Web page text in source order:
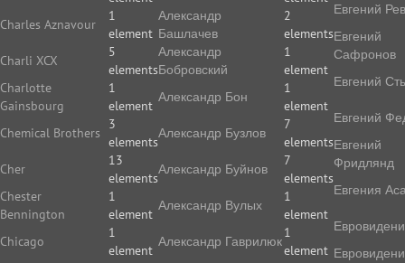
Charles Aznavour
1
element
Charli XCX
5
elements
Charlotte
Gainsbourg
1
element
Chemical Brothers
3
elements
Cher
13
elements
Chester
Bennington
1
element
Chicago
1
element
Александр
Башлачев
2
elements
Александр
Бобровский
1
element
Александр Бон
1
element
Александр Бузлов
7
elements
Александр Буйнов
7
elements
Александр Вулых
1
element
Александр Гаврилюк
1
element
Евгений
Евгений
Сафронов
Евгений
Евгений
Евгений
Фридлянд
Евгения